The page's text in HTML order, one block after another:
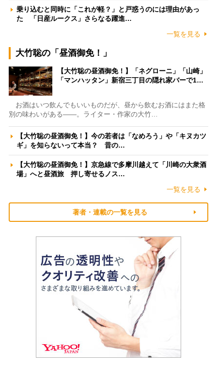
乗り込むと同時に「これが軽？」と戸惑うのには理由があっ
た 「日産ルークス」さらなる躍進…
一覧を見る
大竹聡の「昼酒御免！」
【大竹聡の昼酒御免！】「ネグローニ」「山崎」
「マンハッタン」新宿三丁目の隠れ家バーで1…
お酒はいつ飲んでもいいものだが、昼から飲むお酒にはまた格
別の味わいがある――。ライター・作家の大竹…
【大竹聡の昼酒御免！】今の若者は「なめろう」や「キヌカツ
ギ」を知らないって本当？ 昔の…
【大竹聡の昼酒御免！】京急線で多摩川越えて「川崎の大衆酒
場」へと昼酒旅 押し寄せるノス…
一覧を見る
著者・連載の一覧を見る